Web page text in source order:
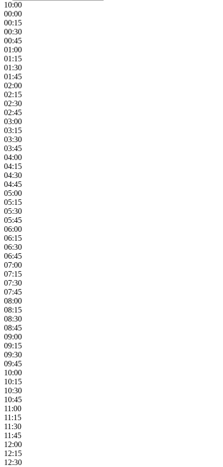
10:00
00:00
00:15
00:30
00:45
01:00
01:15
01:30
01:45
02:00
02:15
02:30
02:45
03:00
03:15
03:30
03:45
04:00
04:15
04:30
04:45
05:00
05:15
05:30
05:45
06:00
06:15
06:30
06:45
07:00
07:15
07:30
07:45
08:00
08:15
08:30
08:45
09:00
09:15
09:30
09:45
10:00
10:15
10:30
10:45
11:00
11:15
11:30
11:45
12:00
12:15
12:30